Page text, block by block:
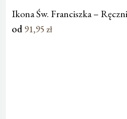
Ikona Św. Franciszka –
od 91,95 zł